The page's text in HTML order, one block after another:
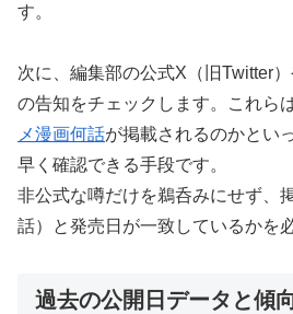
す。
次に、編集部の公式X（旧Twitter
の告知をチェックします。これら
メ漫画何話が掲載されるのかとい
早く確認できる手段です。
非公式な噂だけを鵜呑みにせず、
話）と発売日が一致しているかを
過去の公開日データと傾